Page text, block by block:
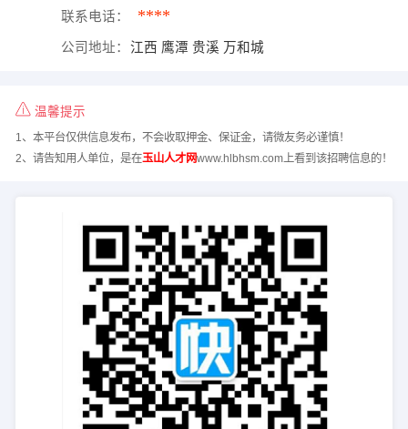
联系电话： ****
公司地址： 江西 鹰潭 贵溪 万和城
温馨提示
1、本平台仅供信息发布，不会收取押金、保证金，请微友务必谨慎！
2、请告知用人单位，是在玉山人才网www.hlbhsm.com上看到该招聘信息的！